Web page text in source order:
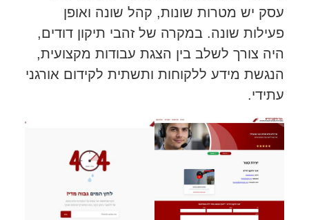
עסק יש מטרות שונות, קהל שונה ואופן
פעילות שונה. במקרה של זהבי תיקון דודים,
היה צורך לשלב בין הצגת עבודות מקצועית,
הנגשת מידע ללקוחות ותשתית לקידום אורגני
עתידי.